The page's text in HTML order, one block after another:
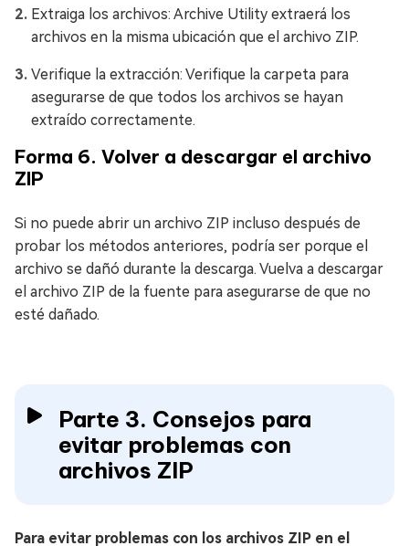
Extraiga los archivos: Archive Utility extraerá los
archivos en la misma ubicación que el archivo ZIP.
Verifique la extracción: Verifique la carpeta para
asegurarse de que todos los archivos se hayan
extraído correctamente.
Forma 6. Volver a descargar el archivo
ZIP
Si no puede abrir un archivo ZIP incluso después de
probar los métodos anteriores, podría ser porque el
archivo se dañó durante la descarga. Vuelva a descargar
el archivo ZIP de la fuente para asegurarse de que no
esté dañado.
Parte 3. Consejos para
evitar problemas con
archivos ZIP
Para evitar problemas con los archivos ZIP en el